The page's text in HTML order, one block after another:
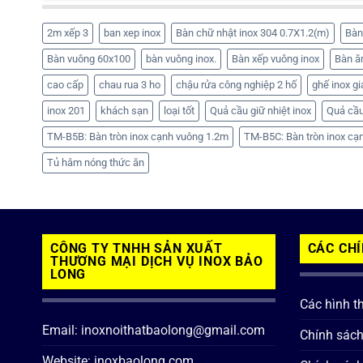
2m xếp 3 ban xep inox Bàn chữ nhật inox 304 0.7X1.2(m)
Bàn vuông 60x100 bàn vuông inox. Bàn xếp vuông inox Bàn
cao cấp chau rua 3 ho chậu rửa công nghiệp 2 hố ghế inox
inox 201 khách sạn loại tốt Quả cầu giữ nhiệt inox Quả
TM-B5B: Bàn tròn inox cạnh vuông 1.2m TM-B5C: Bàn tròn inox
Tủ hâm nóng thức ăn
CÔNG TY TNHH SẢN XUẤT
THƯƠNG MẠI DỊCH VỤ INOX BẢO
LONG
Email: inoxnoithatbaolong@gmail.com
CÁC
Các hình
Chính